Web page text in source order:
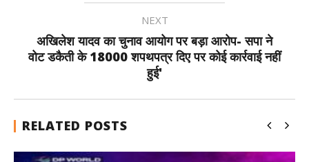
NEXT
अखिलेश यादव का चुनाव आयोग पर बड़ा आरोप- सपा ने
वोट डकैती के 18000 शपथपत्र दिए पर कोई कार्रवाई नहीं
हुई'
RELATED POSTS